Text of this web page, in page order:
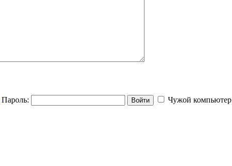
Пароль: Войти
Чужой компьютер